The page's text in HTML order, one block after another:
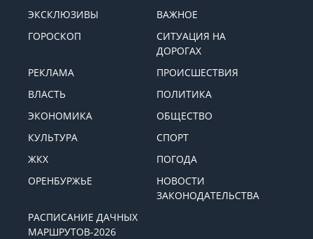
ЭКСКЛЮЗИВЫ
ВАЖНОЕ
ГОРОСКОП
СИТУАЦИЯ НА
ДОРОГАХ
РЕКЛАМА
ПРОИСШЕСТВИЯ
ВЛАСТЬ
ПОЛИТИКА
ЭКОНОМИКА
ОБЩЕСТВО
КУЛЬТУРА
СПОРТ
ЖКХ
ПОГОДА
ОРЕНБУРЖЬЕ
НОВОСТИ
ЗАКОНОДАТЕЛЬСТВА
РАСПИСАНИЕ ДАЧНЫХ
МАРШРУТОВ-2026